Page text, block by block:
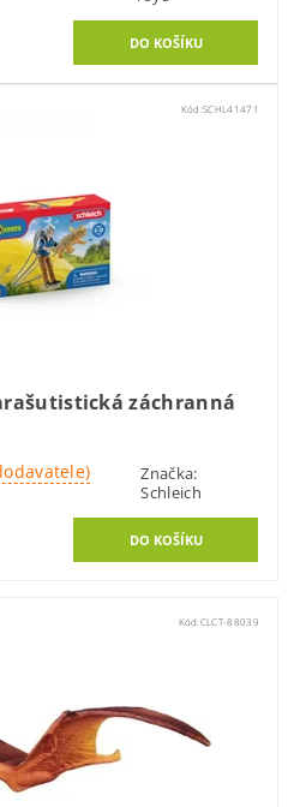
Kód:SCHL41471
záchranná
Značka:
Schleich
Kód: CLCT-88039